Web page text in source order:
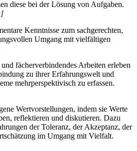
diese bei der Lösung von Aufgaben.
Kenntnisse zum sachgerechten,
Umgang mit vielfältigen
fächerverbindendes Arbeiten erleben
zu ihrer Erfahrungswelt und
mehrperspektivisch zu erfassen.
Wertvorstellungen, indem sie Werte
reflektieren und diskutieren. Dazu
der Toleranz, der Akzeptanz, der
im Umgang mit Vielfalt.